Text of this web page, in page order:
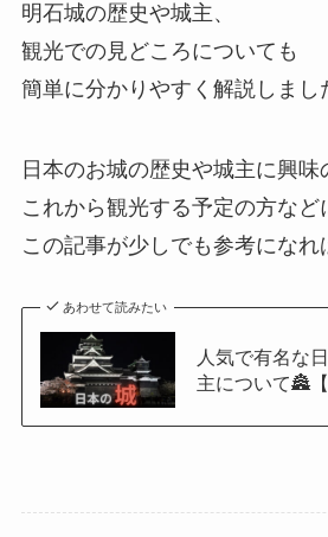
明石城の歴史や城主、
観光での見どころについても
簡単に分かりやすく解説しまし
日本のお城の歴史や城主に興味
これから観光する予定の方など
この記事が少しでも参考になれ
あわせて読みたい
人気で有名な
主について🏯